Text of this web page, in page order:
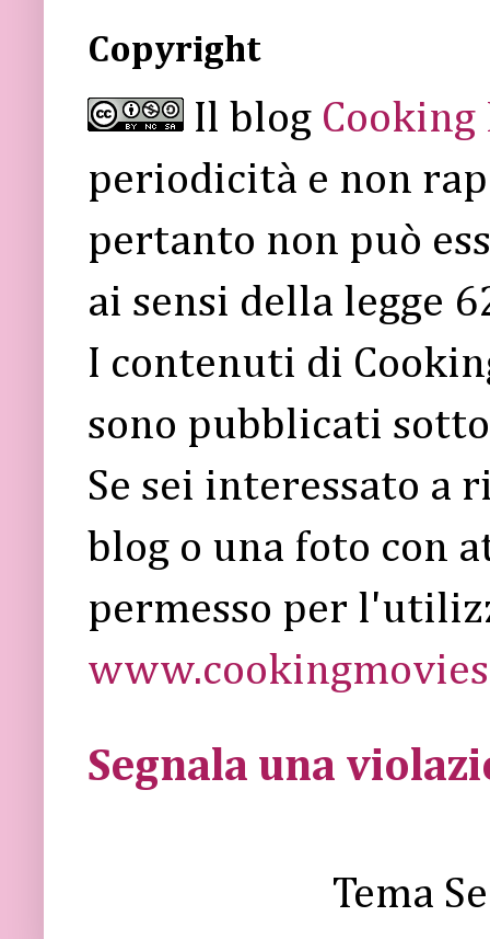
Copyright
Il blog Cooking
periodicità e non
pertanto non può
ai sensi della legge
I contenuti di
sono pubblicati
Se sei interessato a
blog o una foto con
permesso per
Segnala una
Tema